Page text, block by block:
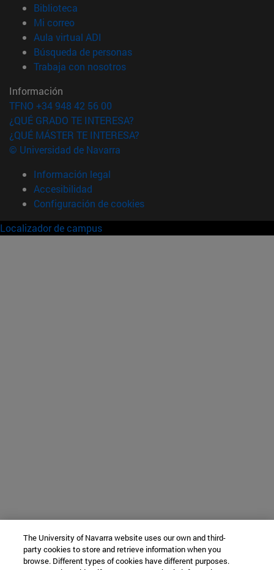
Biblioteca
Mi correo(abre en nueva ventana)
Aula virtual ADI
Búsqueda de personas(abre en nueva ventana)
Trabaja con nosotros(abre en nueva ventana)
Información
TFNO +34 948 42 56 00
¿QUÉ GRADO TE INTERESA?
¿QUÉ MÁSTER TE INTERESA?
© Universidad de Navarra
Información legal
Accesibilidad
Configuración de cookies
Localizador de campus
The University of Navarra website uses our own and third-
party cookies to store and retrieve information when you
browse. Different types of cookies have different purposes.